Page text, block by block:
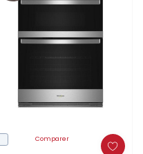
Comparer